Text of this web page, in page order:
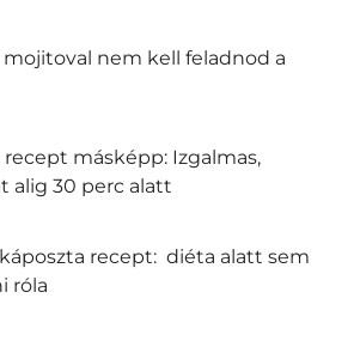
nem kell feladnod a
másképp: Izgalmas,
alig 30 perc alatt
recept: diéta alatt sem
róla